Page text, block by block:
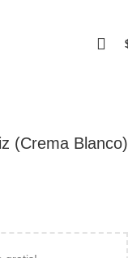
(Crema Blanco)